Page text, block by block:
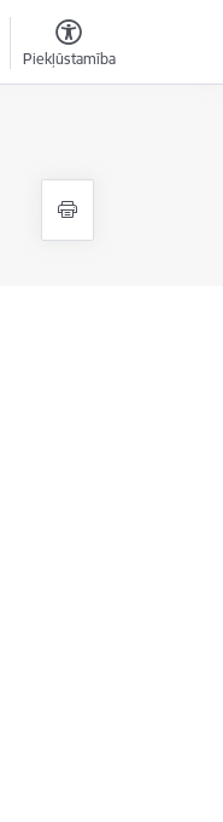
Piekļūstamība